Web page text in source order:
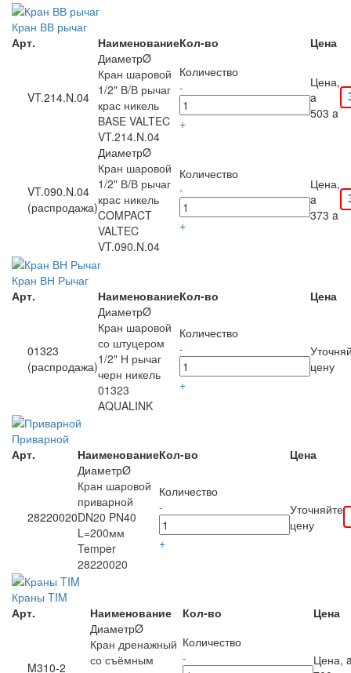
Кран ВВ рычаг
Арт.
НаименованиеКол-во Цена
VT.214.N.04
ДиаметрØ
Кран шаровой
1/2" В/В рычаг
крас никель
BASE VALTEC
VT.214.N.04
Количество
-
+
Цена,
a
503 a
VT.090.N.04
(распродажа)
ДиаметрØ
Кран шаровой
1/2" В/В рычаг
крас никель
COMPACT
VALTEC
VT.090.N.04
Количество
-
+
Цена,
a
373 a
Кран ВН Рычаг
Арт.
НаименованиеКол-во Цена
01323
(распродажа)
ДиаметрØ
Кран шаровой
со штуцером
1/2" Н рычаг
черн никель
01323
AQUALINK
Количество
-
+
цену
Приварной
Арт.
НаименованиеКол-во Цена
28220020
ДиаметрØ
Кран шаровой
приварной
DN20 PN40
L=200мм
Temper
28220020
Количество
-
+
Уточняйте
цену
Краны TIM
Арт.
Наименование Кол-во Цена
M310-2
ДиаметрØ
Кран дренажный
со съёмным
Количество
-
Цена,